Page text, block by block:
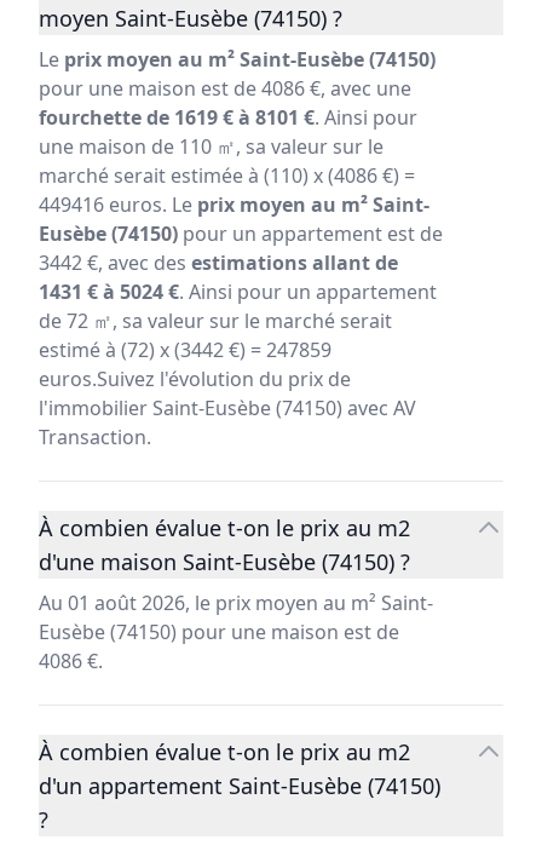
moyen Saint-Eusèbe (74150) ?
Le prix moyen au m² Saint-Eusèbe (74150)
pour une maison est de 4086 €, avec une
fourchette de 1619 € à 8101 €. Ainsi pour
une maison de 110 ㎡, sa valeur sur le
marché serait estimée à (110) x (4086 €) =
449416 euros. Le prix moyen au m² Saint-
Eusèbe (74150) pour un appartement est de
3442 €, avec des estimations allant de
1431 € à 5024 €. Ainsi pour un appartement
de 72 ㎡, sa valeur sur le marché serait
estimé à (72) x (3442 €) = 247859
euros.Suivez l'évolution du prix de
l'immobilier Saint-Eusèbe (74150) avec AV
Transaction.
À combien évalue t-on le prix au m2
d'une maison Saint-Eusèbe (74150) ?
Au 01 août 2026, le prix moyen au m² Saint-
Eusèbe (74150) pour une maison est de
4086 €.
À combien évalue t-on le prix au m2
d'un appartement Saint-Eusèbe (74150)
?